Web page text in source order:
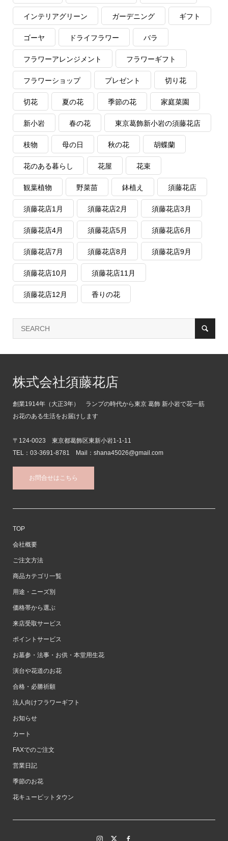
インテリアグリーン ガーデニング ギフト
ゴーヤ ドライフラワー バラ
フラワーアレンジメント フラワーギフト
フラワーショップ プレゼント 切り花
切花 夏の花 季節の花 家庭菜園
新小岩 春の花 東京葛飾新小岩の須藤花店
枝物 母の日 秋の花 胡蝶蘭
花のある暮らし 花屋 花束
観葉植物 野菜苗 鉢植え 須藤花店
須藤花店1月 須藤花店2月 須藤花店3月
須藤花店4月 須藤花店5月 須藤花店6月
須藤花店7月 須藤花店8月 須藤花店9月
須藤花店10月 須藤花店11月
須藤花店12月 香りの花
株式会社須藤花店
創業1914年（大正3年） ランプの時代から東京 葛飾 新小岩で花一筋
お花のある生活をお届けします
〒124-0023 東京都葛飾区東新小岩1-1-11
TEL：03-3691-8781 Mail：shana45026@gmail.com
お問合せはこちら
TOP
会社概要
ご注文方法
商品カテゴリ一覧
用途・ニーズ別
価格帯から選ぶ
来店受取サービス
ポイントサービス
お墓参・法事・お供・本堂用生花
演台や花道のお花
合格・必勝祈願
法人向けフラワーギフト
お知らせ
カート
FAXでのご注文
営業日記
季節のお花
花キューピットタウン